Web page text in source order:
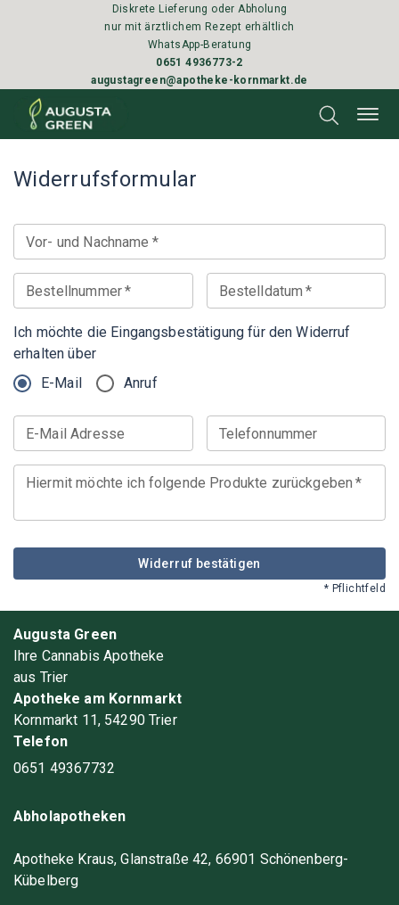
Diskrete Lieferung oder Abholung
nur mit ärztlichem Rezept erhältlich
WhatsApp-Beratung
0651 4936773-2
augustagreen@apotheke-kornmarkt.de
Widerrufsformular
Vor- und Nachname *
Bestellnummer* Bestelldatum *
Ich möchte die Eingangsbestätigung für den Widerruf
erhalten über
E-Mail
Anruf
E-Mail Adresse Telefonnummer
Hiermit möchte ich folgende Produkte zurückgeben *
Widerruf bestätigen
* Pflichtfeld
Augusta Green
Ihre Cannabis Apotheke
aus Trier
Apotheke am Kornmarkt
Kornmarkt 11, 54290 Trier
Telefon
0651 49367732
Abholapotheken
Apotheke Kraus, Glanstraße 42, 66901 Schönenberg-
Kübelberg